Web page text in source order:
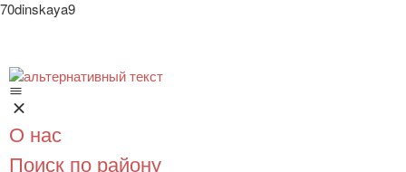
70dinskaya9
О нас
Поиск по району